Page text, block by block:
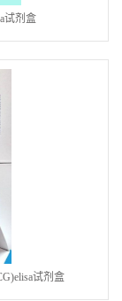
试剂盒
试剂盒